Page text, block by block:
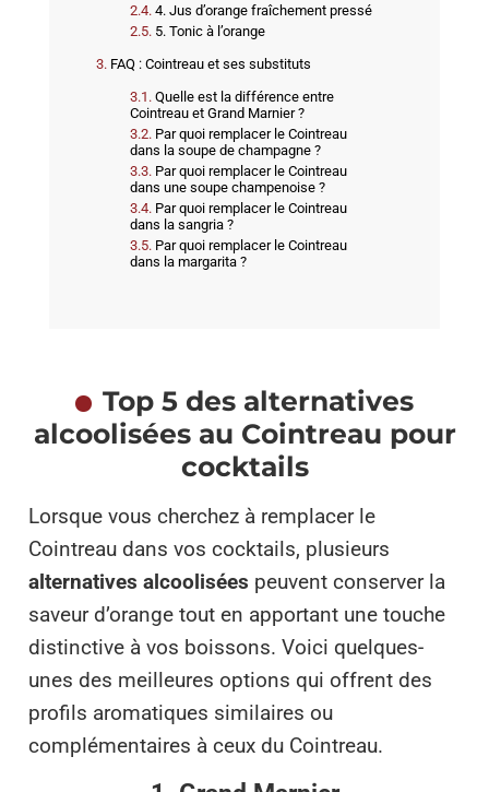
4. Jus d’orange fraîchement pressé
5. Tonic à l’orange
FAQ : Cointreau et ses substituts
Quelle est la différence entre
Cointreau et Grand Marnier ?
Par quoi remplacer le Cointreau
dans la soupe de champagne ?
Par quoi remplacer le Cointreau
dans une soupe champenoise ?
Par quoi remplacer le Cointreau
dans la sangria ?
Par quoi remplacer le Cointreau
dans la margarita ?
Top 5 des alternatives
alcoolisées au Cointreau pour
cocktails
Lorsque vous cherchez à remplacer le
Cointreau dans vos cocktails, plusieurs
alternatives alcoolisées peuvent conserver la
saveur d’orange tout en apportant une touche
distinctive à vos boissons. Voici quelques-
unes des meilleures options qui offrent des
profils aromatiques similaires ou
complémentaires à ceux du Cointreau.